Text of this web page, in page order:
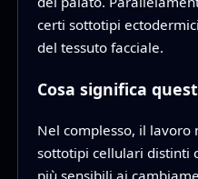
certi sottotipi
del tessuto facciale.
Cosa significa
Nel complesso, il
sottotipi cellulari distinti
più sensibili ai